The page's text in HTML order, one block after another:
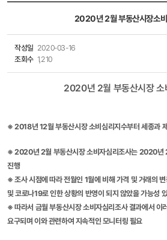
2020년 2월 부동산시장소
작성일 2020-03-16
조회수 1,210
2020년 2월 부동산시장 소
※ 2018년 12월 부동산시장 소비심리지수부터 세종과
※ 2020년 2월 부동산시장 소비자심리조사는 2020년
진행
※ 조사 시점에 따라 전월인 1월에 비해 가격 및 거래의
및 코로나19로 인한 상황의 반영이 되지 않았을 가능성
※ 따라서 금월 부동산시장 소비자심리조사 결과에서 이
요구되며 이와 관련하여 지속적인 모니터링 필요